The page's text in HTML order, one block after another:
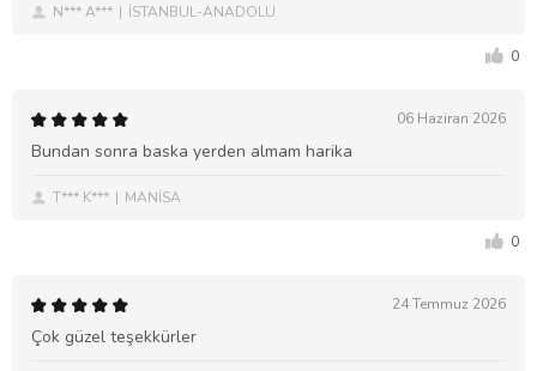
N*** A*** İSTANBUL-ANADOLU
0
06 Haziran 2026
Bundan sonra baska yerden almam harika
T*** K*** MANİSA
0
24 Temmuz 2026
Çok güzel teşekkürler